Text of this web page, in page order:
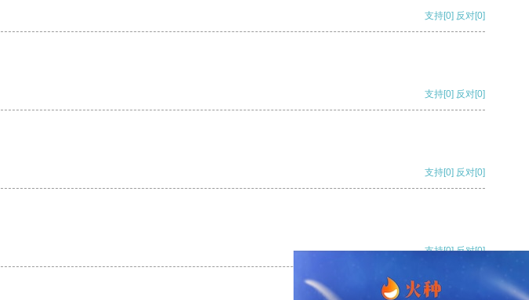
支持[0] 反对[0]
支持[0] 反对[0]
支持[0] 反对[0]
支持[0] 反对[0]